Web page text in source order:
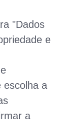
"Dados
e
escolha a
a